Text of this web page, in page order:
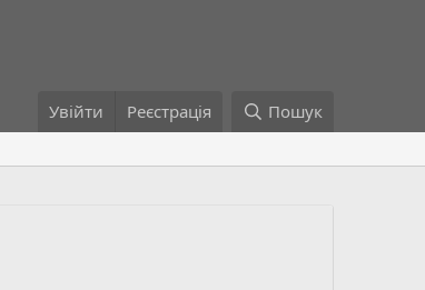
Увійти Реєстрація Пошук